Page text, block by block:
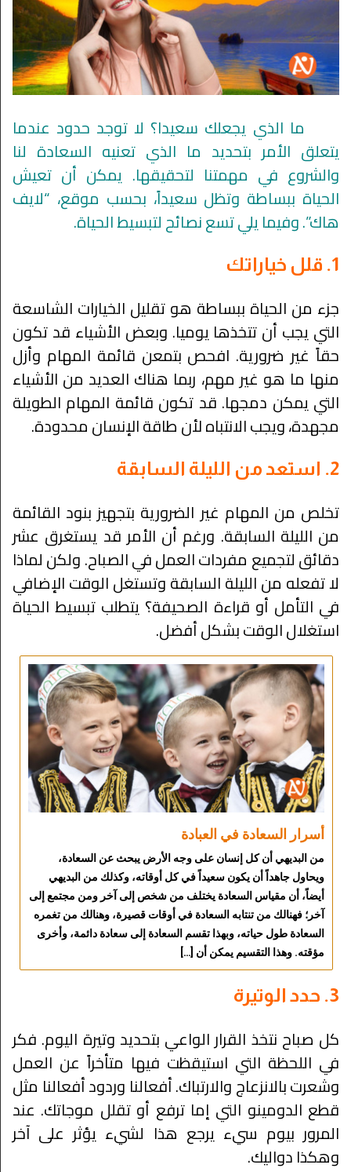
ما الذي يجعلك سعيدا؟ لا توجد حدود عندما
يتعلق الأمر بتحديد ما الذي تعنيه السعادة لنا
والشروع في مهمتنا لتحقيقها. يمكن أن تعيش
الحياة ببساطة وتظل سعيداً، بحسب موقع، “لايف
هاك”. وفيما يلي تسع نصائح لتبسيط الحياة.
1. قلل خياراتك
جزء من الحياة ببساطة هو تقليل الخيارات الشاسعة
التي يجب أن تتخذها يوميا. وبعض الأشياء قد تكون
حقاً غير ضرورية. افحص بتمعن قائمة المهام وأزل
منها ما هو غير مهم، ربما هناك العديد من الأشياء
التي يمكن دمجها. قد تكون قائمة المهام الطويلة
مجهدة، ويجب الانتباه لأن طاقة الإنسان محدودة.
2. استعد من الليلة السابقة
تخلص من المهام غير الضرورية بتجهيز بنود القائمة
من الليلة السابقة. ورغم أن الأمر قد يستغرق عشر
دقائق لتجميع مفردات العمل في الصباح. ولكن لماذا
لا تفعله من الليلة السابقة وتستغل الوقت الإضافي
في التأمل أو قراءة الصحيفة؟ يتطلب تبسيط الحياة
استغلال الوقت بشكل أفضل.
أسرار السعادة في العبادة
من البديهي أن كل إنسان على وجه الأرض يبحث عن السعادة،
ويحاول جاهداً أن يكون سعيداً في كل أوقاته، وكذلك من البديهي
أيضاً، أن مقياس السعادة يختلف من شخص إلى آخر ومن مجتمع إلى
آخر؛ فهنالك من تنتابه السعادة في أوقات قصيرة، وهنالك من تغمره
السعادة طول حياته، وبهذا تقسم السعادة إلى سعادة دائمة، وأخرى
مؤقته. وهذا التقسيم يمكن أن […]
3. حدد الوتيرة
كل صباح نتخذ القرار الواعي بتحديد وتيرة اليوم. فكر
في اللحظة التي استيقظت فيها متأخراً عن العمل
وشعرت بالانزعاج والارتباك. أفعالنا وردود أفعالنا مثل
قطع الدومينو التي إما ترفع أو تقلل موجاتك. عند
المرور بيوم سيء يرجع هذا لشيء يؤثر على آخر
وهكذا دواليك.